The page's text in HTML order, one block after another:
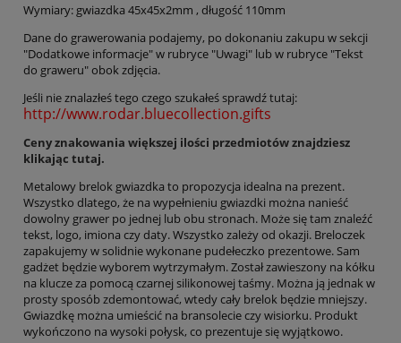
Wymiary: gwiazdka 45x45x2mm , długość 110mm
Dane do grawerowania podajemy, po dokonaniu zakupu w sekcji
"Dodatkowe informacje" w rubryce "Uwagi" lub w rubryce "Tekst
do graweru" obok zdjęcia.
Jeśli nie znalazłeś tego czego szukałeś sprawdź tutaj:
http://www.rodar.bluecollection.gifts
Ceny znakowania większej ilości przedmiotów znajdziesz
klikając tutaj.
Metalowy brelok gwiazdka to propozycja idealna na prezent.
Wszystko dlatego, że na wypełnieniu gwiazdki można nanieść
dowolny grawer po jednej lub obu stronach. Może się tam znaleźć
tekst, logo, imiona czy daty. Wszystko zależy od okazji. Breloczek
zapakujemy w solidnie wykonane pudełeczko prezentowe. Sam
gadżet będzie wyborem wytrzymałym. Został zawieszony na kółku
na klucze za pomocą czarnej silikonowej taśmy. Można ją jednak w
prosty sposób zdemontować, wtedy cały brelok będzie mniejszy.
Gwiazdkę można umieścić na bransolecie czy wisiorku. Produkt
wykończono na wysoki połysk, co prezentuje się wyjątkowo.